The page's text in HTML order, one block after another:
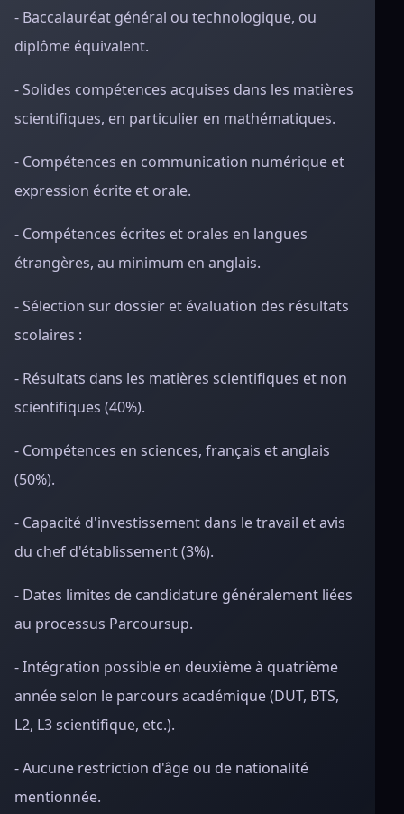
- Baccalauréat général ou technologique, ou
diplôme équivalent.
- Solides compétences acquises dans les matières
scientifiques, en particulier en mathématiques.
- Compétences en communication numérique et
expression écrite et orale.
- Compétences écrites et orales en langues
étrangères, au minimum en anglais.
- Sélection sur dossier et évaluation des résultats
scolaires :
- Résultats dans les matières scientifiques et non
scientifiques (40%).
- Compétences en sciences, français et anglais
(50%).
- Capacité d'investissement dans le travail et avis
du chef d'établissement (3%).
- Dates limites de candidature généralement liées
au processus Parcoursup.
- Intégration possible en deuxième à quatrième
année selon le parcours académique (DUT, BTS,
L2, L3 scientifique, etc.).
- Aucune restriction d'âge ou de nationalité
mentionnée.